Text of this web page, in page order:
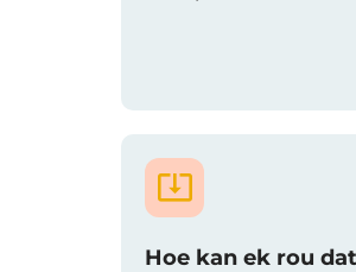
Hoe kan ek rou